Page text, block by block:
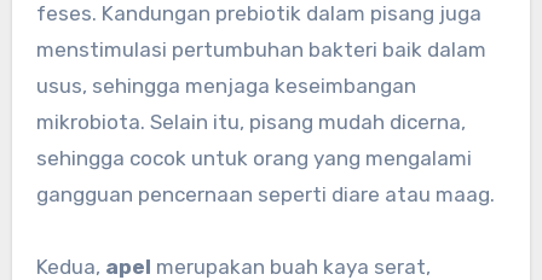
feses. Kandungan prebiotik dalam pisang juga
menstimulasi pertumbuhan bakteri baik dalam
usus, sehingga menjaga keseimbangan
mikrobiota. Selain itu, pisang mudah dicerna,
sehingga cocok untuk orang yang mengalami
gangguan pencernaan seperti diare atau maag.
Kedua, apel merupakan buah kaya serat,